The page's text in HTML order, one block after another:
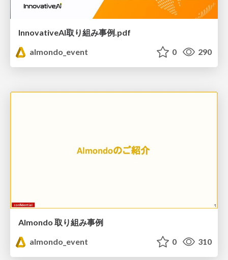
InnovativeAI取り組み事例.pdf
almondo_event
0 290
Almondo 取り組み事例
almondo_event
0 310